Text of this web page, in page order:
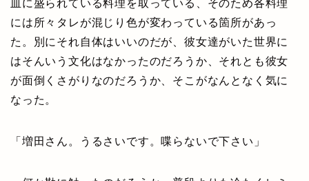
皿に盛られている料理を取っている、そのため各料理
には所々タレが混じり色が変わっている箇所があっ
た。別にそれ自体はいいのだが、彼女達がいた世界に
はそんいう文化はなかったのだろうか、それとも彼女
が面倒くさがりなのだろうか、そこがなんとなく気に
なった。
「増田さん。うるさいです。喋らないで下さい」